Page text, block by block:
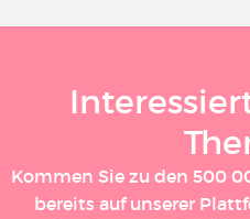
Kommen Sie zu den 500
bereits auf unserer